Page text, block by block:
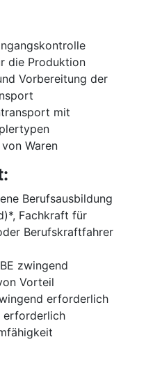
die Produktion
Vorbereitung der
mit
Waren
Berufsausbildung
Fachkraft für
Berufskraftfahrer
zwingend
Vorteil
erforderlich
erforderlich